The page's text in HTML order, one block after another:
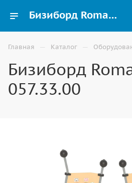
Бизиборд Romana 057.33.00 для детского сада и игровой площадки купить в Волгограде | ВИНКО
Главная — Каталог —
Бизиборд
057.33.00